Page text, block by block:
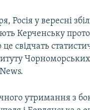
Росія у вересні
Керченську
свідчать
Чорноморських
утримання з